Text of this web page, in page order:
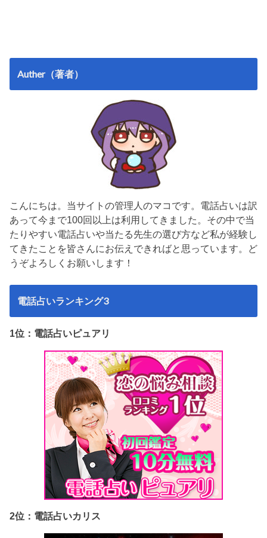
Auther（著者）
こんにちは。当サイトの管理人のマコです。電話占いは訳
あって今まで100回以上は利用してきました。その中で当
たりやすい電話占いや当たる先生の選び方など私が経験し
てきたことを皆さんにお伝えできればと思っています。ど
うぞよろしくお願いします！
電話占いランキング3
1位：電話占いピュアリ
2位：電話占いカリス